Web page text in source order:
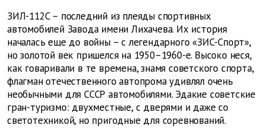
ЗИЛ-112С – последний из плеяды спортивных
автомобилей Завода имени Лихачева. Их история
началась еще до войны – с легендарного «ЗИС-Спорт»,
но золотой век пришелся на 1950–1960-е. Высоко неся,
как говаривали в те времена, знамя советского спорта,
флагман отечественного автопрома удивлял очень
необычными для СССР автомобилями. Эдакие советские
гран-туризмо: двухместные, с дверями и даже со
светотехникой, но пригодные для соревнований.